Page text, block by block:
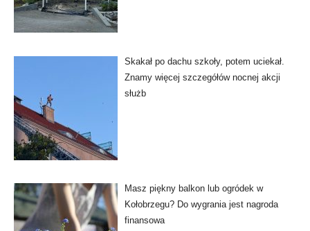
Skakał po dachu szkoły, potem uciekał.
Znamy więcej szczegółów nocnej akcji
służb
Masz piękny balkon lub ogródek w
Kołobrzegu? Do wygrania jest nagroda
finansowa